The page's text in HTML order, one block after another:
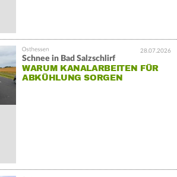
28.07.2026
Schnee in Bad Salzschlirf
WARUM KANALARBEITEN FÜR
ABKÜHLUNG SORGEN